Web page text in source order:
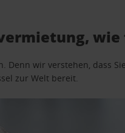
Denn wir verstehen, dass
zur Welt bereit.